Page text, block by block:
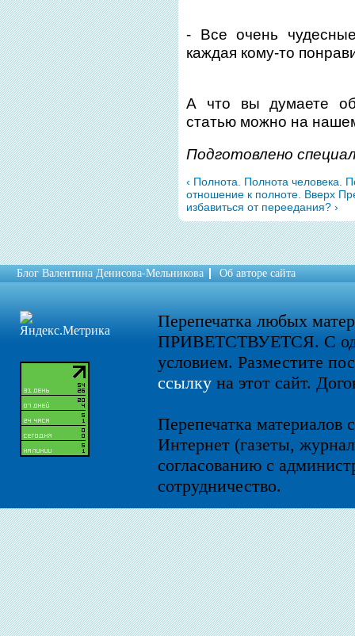
- Все очень
каждая кому-то
А что вы думаете об
статью можно на
Подготовлено
‹ Полнота. Полнота человека.
отношение к полноте. Вверх
избавиться от переедания? ›
Блог Валентина Денисова-Мельникова Об авторе сайта
Перепечатка любых
ПРИВЕТСТВУЕТСЯ. С
условием. Разместите
ссылкуна этот сайт.
Перепечатка материалов
Интернет (газеты,
согласованию с
сотрудничество.